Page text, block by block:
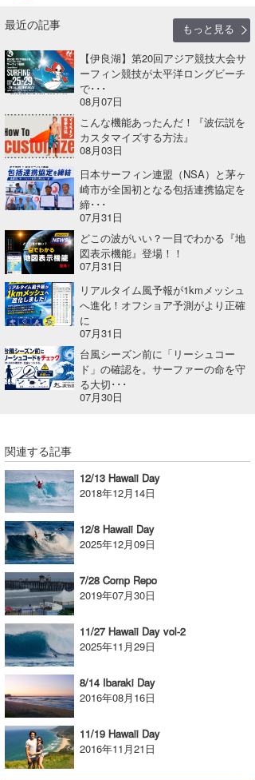
最近の記事
もっと見る
【伊良湖】第20回アジア競技大会サ
ーフィン競技が太平洋ロングビーチ
で･･･
08月07日
こんな機能あったんだ！『波伝説を
カスタマイズする方法』
08月03日
日本サーフィン連盟（NSA）と茅ヶ
崎市が全国初となる包括連携協定を
締･･･
07月31日
どこの波がいい？一目でわかる『地
図表示機能』登場！！
07月31日
リアルタイム風予報が1kmメッシュ
へ進化！オフショア予測がより正確
に
07月31日
台風シーズン前に「リーシュコー
ド」の確認を。サーファーの命を守
る大切･･･
07月30日
関連する記事
12/13 Hawaii Day
2018年12月14日
12/8 Hawaii Day
2025年12月09日
7/28 Comp Repo
2019年07月30日
11/27 Hawaii Day vol-2
2025年11月29日
8/14 Ibaraki Day
2016年08月16日
11/19 Hawaii Day
2016年11月21日